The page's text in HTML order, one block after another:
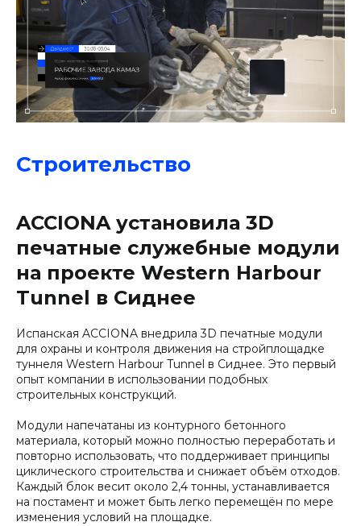
Строительство
ACCIONA установила 3D
печатные служебные модули
на проекте Western Harbour
Tunnel в Сиднее
Испанская ACCIONA внедрила 3D печатные модули
для охраны и контроля движения на стройплощадке
туннеля Western Harbour Tunnel в Сиднее. Это первый
опыт компании в использовании подобных
строительных конструкций.
Модули напечатаны из контурного бетонного
материала, который можно полностью переработать и
повторно использовать, что поддерживает принципы
циклического строительства и снижает объём отходов.
Каждый блок весит около 2,4 тонны, устанавливается
на постамент и может быть легко перемещён по мере
изменения условий на площадке.